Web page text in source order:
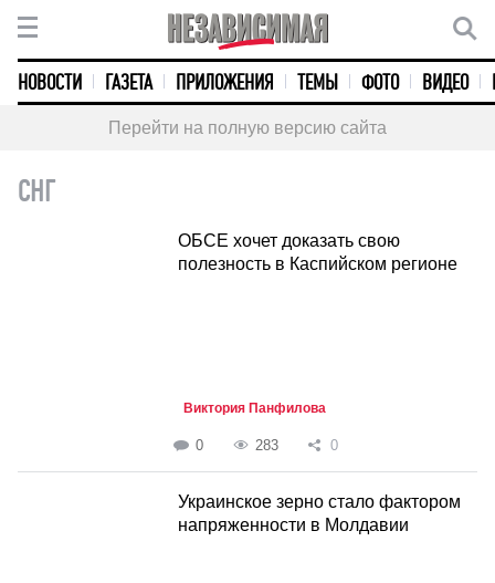
НОВОСТИ ГАЗЕТА ПРИЛОЖЕНИЯ ТЕМЫ ФОТО ВИДЕО
Перейти на полную версию сайта
СНГ
ОБСЕ хочет доказать свою
полезность в Каспийском регионе
Виктория Панфилова
0 283 0
Украинское зерно стало фактором
напряженности в Молдавии